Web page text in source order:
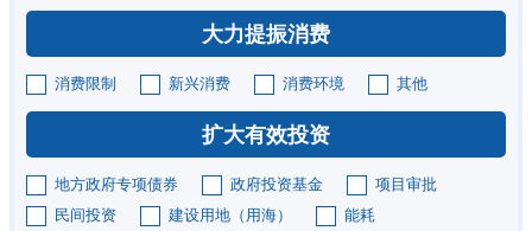
大力提振消费
消费限制 新兴消费 消费环境 其他
扩大有效投资
地方政府专项债券 政府投资基金
项目审批
民间投资
建设用地（用海）
能耗